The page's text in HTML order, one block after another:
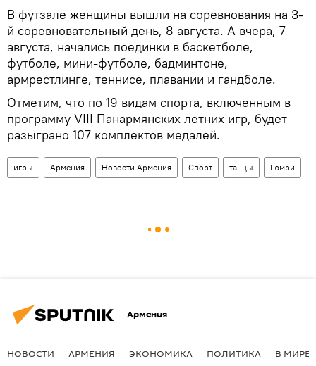
В футзале женщины вышли на соревнования на 3-
й соревновательный день, 8 августа. А вчера, 7
августа, начались поединки в баскетболе,
футболе, мини-футболе, бадминтоне,
армрестлинге, теннисе, плавании и гандболе.
Отметим, что по 19 видам спорта, включенным в
программу VIII Панармянских летних игр, будет
разыграно 107 комплектов медалей.
игры Армения Новости Армения Спорт танцы Гюмри
Армения
НОВОСТИ АРМЕНИЯ ЭКОНОМИКА ПОЛИТИКА В МИРЕ